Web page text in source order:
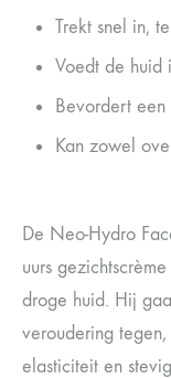
Trekt snel in,
Voedt de huid
Bevordert
Kan zowel
De Neo-Hydro
uurs
droge huid. Hij
veroudering
elasticiteit en